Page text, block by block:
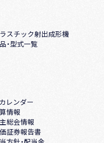
スチック射出成形機
・型式一覧
レンダー
情報
総会情報
証券報告書